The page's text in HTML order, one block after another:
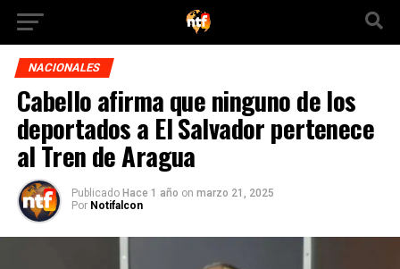
NACIONALES
Cabello afirma que ninguno de los
deportados a El Salvador pertenece
al Tren de Aragua
Publicado Hace 1 año on marzo 21, 2025
Por Notifalcon